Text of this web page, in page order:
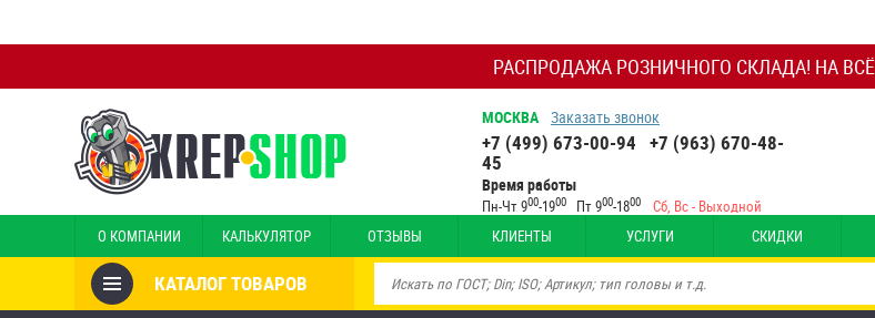
РАСПРОДАЖА РОЗНИЧНОГО СКЛАДА! НА ВСЁ
МОСКВА Заказать звонок
+7 (499) 673-00-94 +7 (963) 670-48-
45
Время работы
Пн-Чт 900-1900 Пт 900-1800 Сб, Вс - Выходной
О КОМПАНИИ КАЛЬКУЛЯТОР ОТЗЫВЫ КЛИЕНТЫ УСЛУГИ СКИДКИ
КАТАЛОГ ТОВАРОВ